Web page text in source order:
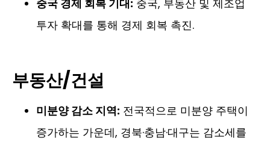
중국 경제 회복 기대: 중국, 부동산 및 제조업
투자 확대를 통해 경제 회복 촉진.
부동산/건설
미분양 감소 지역: 전국적으로 미분양 주택이
증가하는 가운데, 경북·충남·대구는 감소세를